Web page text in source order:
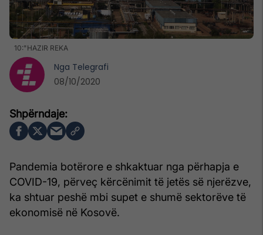
10:"HAZIR REKA
Pandemia botërore e shkaktuar nga përhapja e
COVID-19, përveç kërcënimit të jetës së njerëzve,
ka shtuar peshë mbi supet e shumë sektorëve të
ekonomisë në Kosovë.
Nga Telegrafi
08/10/2020